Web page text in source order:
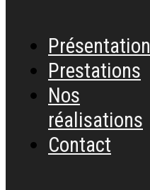
Présentation
Prestations
Nos
réalisations
Contact